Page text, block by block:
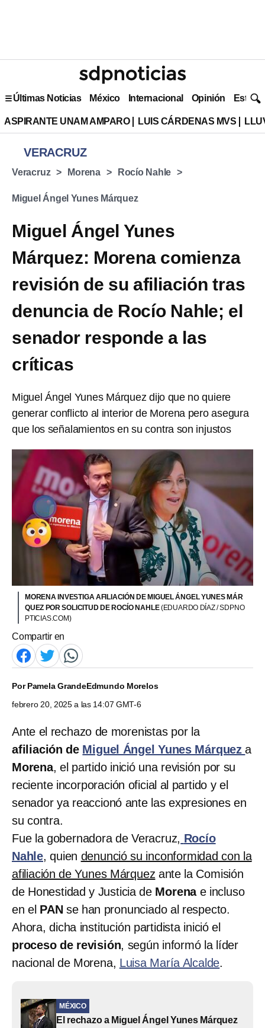
Últimas Noticias México Internacional Opinión Estilo
ASPIRANTE UNAM AMPARO LUIS CÁRDENAS MVS
VERACRUZ
Veracruz Morena Rocío Nahle
Miguel Ángel Yunes Márquez
Miguel Ángel Yunes
Márquez: Morena comienza
revisión de su afiliación tras
denuncia de Rocío Nahle; el
senador responde a las
críticas
Miguel Ángel Yunes Márquez dijo que no quiere
generar conflicto al interior de Morena pero asegura
que los señalamientos en su contra son injustos
MORENA INVESTIGA AFILIACIÓN DE MIGUEL ÁNGEL YUNES MÁR
QUEZ POR SOLICITUD DE ROCÍO NAHLE(EDUARDO DÍAZ / SDPNO
PTICIAS.COM)
Compartir en
PorPamela GrandeEdmundo Morelos
febrero 20, 2025 a las 14:07 GMT-6
Ante el rechazo de morenistas por la
afiliación de Miguel Ángel Yunes Márqueza
Morena, el partido inició una revisión por su
reciente incorporación oficial al partido y el
senador ya reaccionó ante las expresiones en
su contra.
Fue la gobernadora de Veracruz, Rocío
Nahle, quien denunció su inconformidad con la
afiliación de Yunes Márquez ante la Comisión
de Honestidad y Justicia de Morena e incluso
en el PAN se han pronunciado al respecto.
Ahora, dicha institución partidista inició el
proceso de revisión, según informó la líder
nacional de Morena, Luisa María Alcalde.
MÉXICO
El rechazo a Miguel Ángel Yunes Márquez